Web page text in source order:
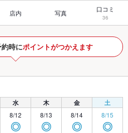
店内 写真 口コミ
36
時にポイントがつかえます
水 木 金 土
8/12
◎
8/13
◎
8/14
◎
8/15
◎